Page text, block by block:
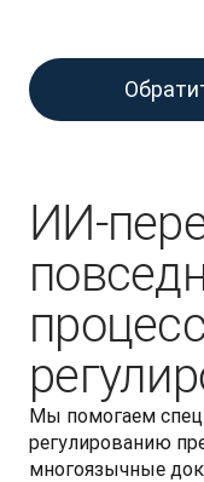
ИИ-
Мы помогаем
регулированию
многоязычные